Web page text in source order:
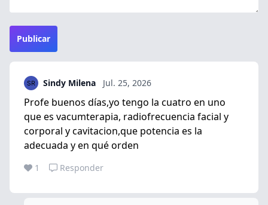
Publicar
Sindy Milena Jul. 25, 2026
Profe buenos días,yo tengo la cuatro en uno
que es vacumterapia, radiofrecuencia facial y
corporal y cavitacion,que potencia es la
adecuada y en qué orden
1 Responder